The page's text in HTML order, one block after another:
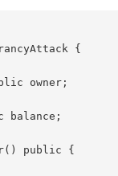
{
owner;
public {